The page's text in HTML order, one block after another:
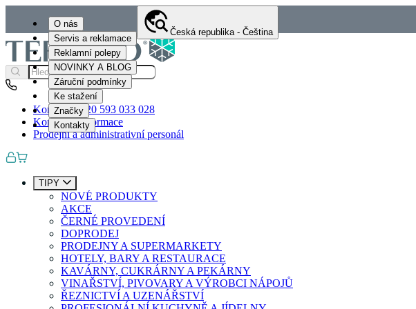
O nás
Servis a reklamace
Reklamní polepy
NOVINKY A BLOG
Záruční podmínky
Ke stažení
Značky
Kontakty
Česká republika - Čeština
Kontakty+420 593 033 028
Kontaktní informace
Prodejní a administrativní personál
TIPY
NOVÉ PRODUKTY
AKCE
ČERNÉ PROVEDENÍ
DOPRODEJ
PRODEJNY A SUPERMARKETY
HOTELY, BARY A RESTAURACE
KAVÁRNY, CUKRÁRNY A PEKÁRNY
VINAŘSTVÍ, PIVOVARY A VÝROBCI NÁPOJŮ
ŘEZNICTVÍ A UZENÁŘSTVÍ